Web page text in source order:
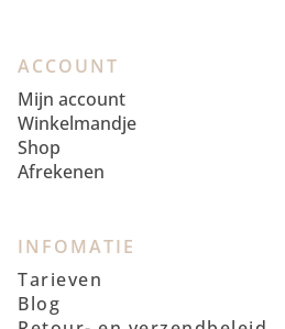
ACCOUNT
Mijn account
Winkelmandje
Shop
Afrekenen
INFOMATIE
Tarieven
Blog